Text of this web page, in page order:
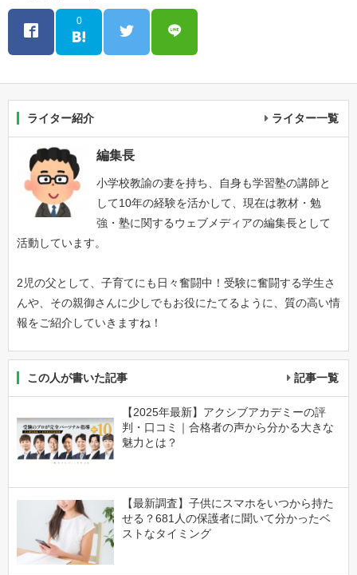
0
ライター紹介 ライター一覧
編集長
小学校教諭の妻を持ち、自身も学習塾の講師と
して10年の経験を活かして、現在は教材・勉
強・塾に関するウェブメディアの編集長として
活動しています。
2児の父として、子育てにも日々奮闘中！受験に奮闘する学生さ
んや、その親御さんに少しでもお役にたてるように、質の高い情
報をご紹介していきますね！
この人が書いた記事 記事一覧
【2025年最新】アクシブアカデミーの評
判・口コミ｜合格者の声から分かる大きな
魅力とは？
【最新調査】子供にスマホをいつから持た
せる？681人の保護者に聞いて分かったベ
ストなタイミング